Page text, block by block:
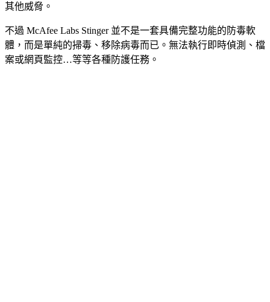
其他威脅。
不過 McAfee Labs Stinger 並不是一套具備完整功能的防毒軟
體，而是單純的掃毒、移除病毒而已。無法執行即時偵測、檔
案或網頁監控…等等各種防護任務。